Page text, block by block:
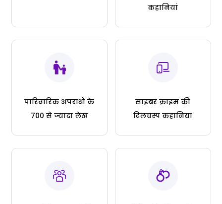
कहानियां
पारिवारिक अपराधों के
700 से ज्यादा लेख
साइबर क्राइम की
दिलचस्प कहानियां